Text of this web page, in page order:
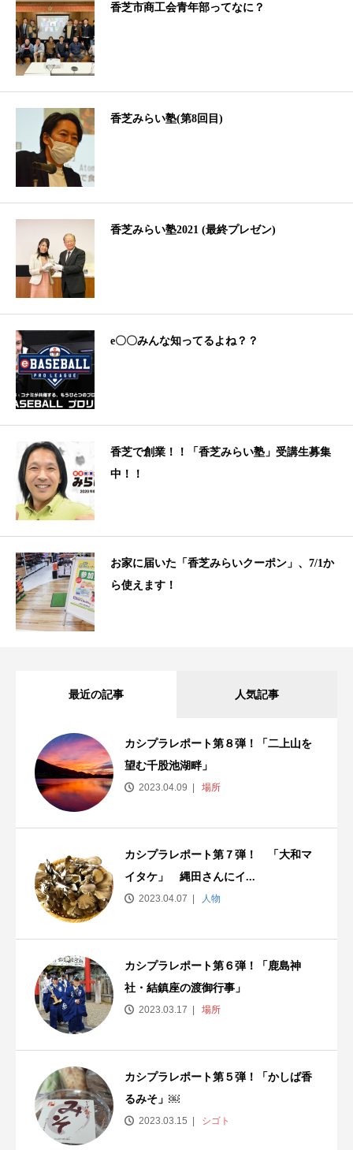
香芝市商工会青年部ってなに？
香芝みらい塾(第8回目)
香芝みらい塾2021 (最終プレゼン)
e〇〇みんな知ってるよね？？
香芝で創業！！「香芝みらい塾」受講生募集
中！！
お家に届いた「香芝みらいクーポン」、7/1か
ら使えます！
最近の記事 人気記事
カシプラレポート第８弾！「二上山を
望む千股池湖畔」
2023.04.09 場所
カシプラレポート第７弾！ 「大和マ
イタケ」 縄田さんにイ...
2023.04.07 人物
カシプラレポート第６弾！「鹿島神
社・結鎮座の渡御行事」
2023.03.17 場所
カシプラレポート第５弾！「かしば香
るみそ」￼
2023.03.15 シゴト